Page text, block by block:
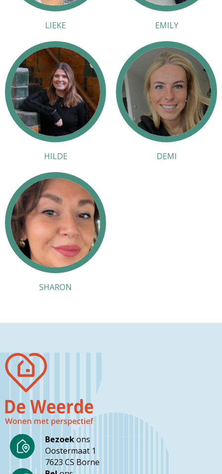
LIEKE EMILY
HILDE DEMI
SHARON
Bezoekons
Oostermaat 1
7623 CS Borne